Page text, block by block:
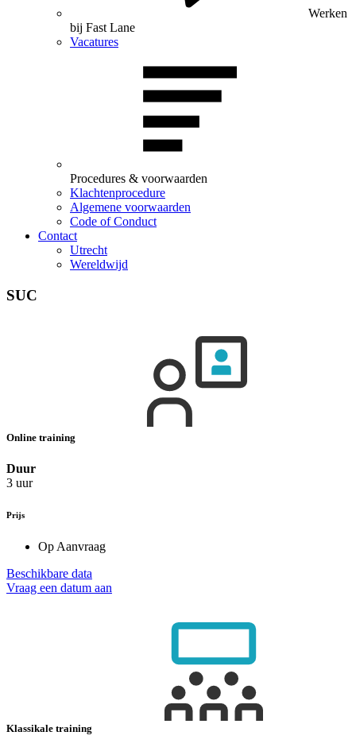
Werken
bij Fast Lane
Vacatures
Procedures & voorwaarden
Klachtenprocedure
Algemene voorwaarden
Code of Conduct
Contact
Utrecht
Wereldwijd
SUC
Online training
Duur
3 uur
Prijs
Op Aanvraag
Beschikbare data
Vraag een datum aan
Klassikale training